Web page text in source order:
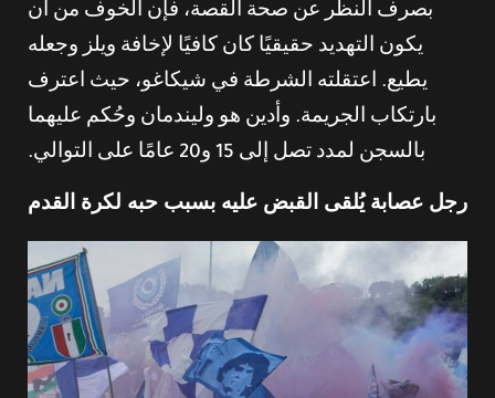
بصرف النظر عن صحة القصة، فإن الخوف من أن
يكون التهديد حقيقيًا كان كافيًا لإخافة ويلز وجعله
يطيع. اعتقلته الشرطة في شيكاغو، حيث اعترف
بارتكاب الجريمة. وأدين هو وليندمان وحُكم عليهما
بالسجن لمدد تصل إلى 15 و20 عامًا على التوالي.
رجل عصابة يُلقى القبض عليه بسبب حبه لكرة القدم